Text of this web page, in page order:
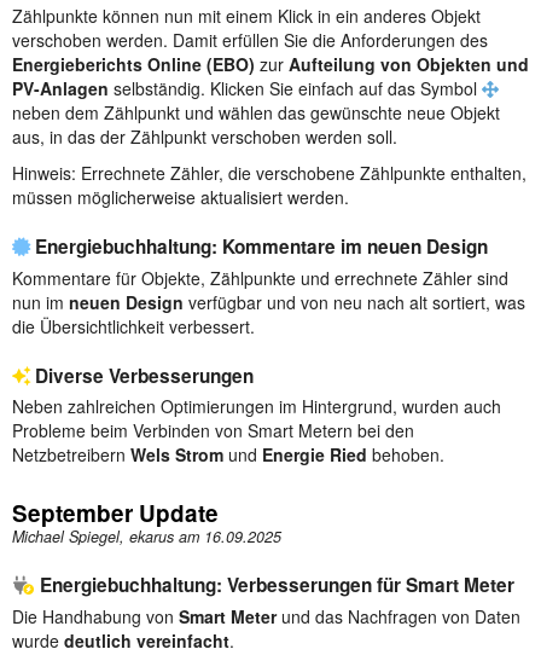
Zählpunkte können nun mit einem Klick in ein anderes Objekt
verschoben werden. Damit erfüllen Sie die Anforderungen des
Energieberichts Online (EBO) zur Aufteilung von Objekten und
PV-Anlagen selbständig. Klicken Sie einfach auf das Symbol
neben dem Zählpunkt und wählen das gewünschte neue Objekt
aus, in das der Zählpunkt verschoben werden soll.
Hinweis: Errechnete Zähler, die verschobene Zählpunkte enthalten,
müssen möglicherweise aktualisiert werden.
Energiebuchhaltung: Kommentare im neuen Design
Kommentare für Objekte, Zählpunkte und errechnete Zähler sind
nun im neuen Design verfügbar und von neu nach alt sortiert, was
die Übersichtlichkeit verbessert.
Diverse Verbesserungen
Neben zahlreichen Optimierungen im Hintergrund, wurden auch
Probleme beim Verbinden von Smart Metern bei den
Netzbetreibern Wels Strom und Energie Ried behoben.
September Update
Michael Spiegel, ekarus am 16.09.2025
Energiebuchhaltung: Verbesserungen für Smart Meter
Die Handhabung von Smart Meterund das Nachfragen von Daten
wurde deutlich vereinfacht.